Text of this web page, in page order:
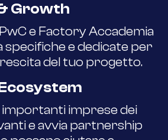
Growth
e Factory Accademia
e dedicate per
del tuo progetto.
imprese dei
e avvia partnership